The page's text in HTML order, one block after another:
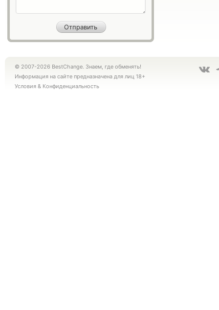
© 2007-2026 BestChange. Знаем, где обменять!
Информация на сайте предназначена для лиц 18+
Условия & Конфиденциальность